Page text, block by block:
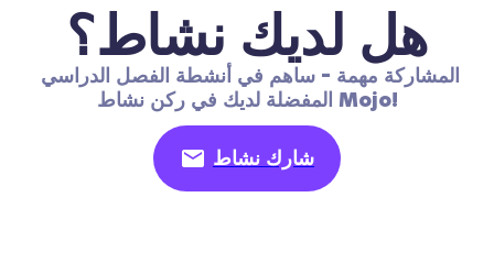
هل لديك نشاط؟
المفضلة لديك في ركن نشاط Mojo!
شارك نشاط